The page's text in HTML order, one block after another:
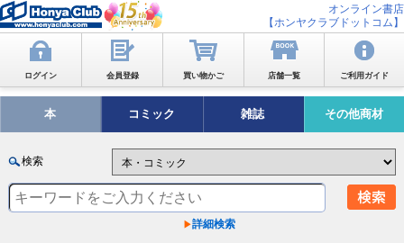
オンライン書店
【ホンヤクラブドットコム】
ログイン 会員登録 買い物かご 店舗一覧 ご利用ガイド
本 コミック 雑誌 その他商材
検索
詳細検索